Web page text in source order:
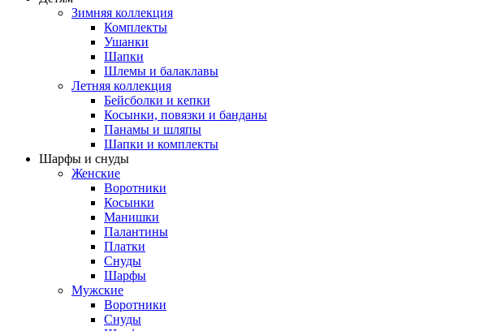
Зимняя коллекция
Комплекты
Ушанки
Шапки
Шлемы и балаклавы
Летняя коллекция
Бейсболки и кепки
Косынки, повязки и банданы
Панамы и шляпы
Шапки и комплекты
Шарфы и снуды
Женские
Воротники
Косынки
Манишки
Палантины
Платки
Снуды
Шарфы
Мужские
Воротники
Снуды